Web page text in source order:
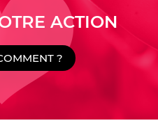
ACTION
?